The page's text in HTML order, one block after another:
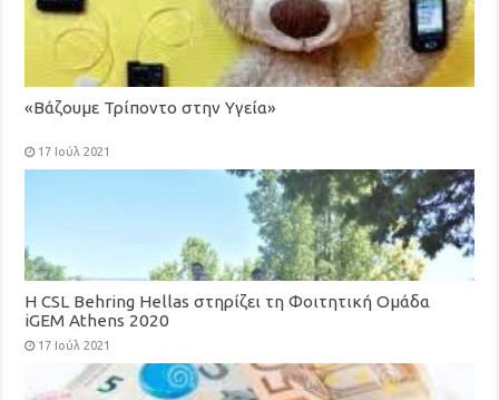
«Βάζουμε Τρίποντο στην Υγεία»
17 Ιούλ 2021
H CSL Behring Hellas στηρίζει τη Φοιτητική Ομάδα
iGEM Athens 2020
17 Ιούλ 2021